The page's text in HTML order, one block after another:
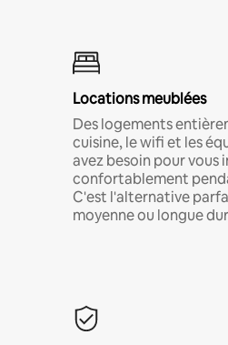
Locations meublées
Des logements
cuisine, le wifi et les
avez besoin pour vous
confortablement
C'est l'alternative
moyenne ou longue